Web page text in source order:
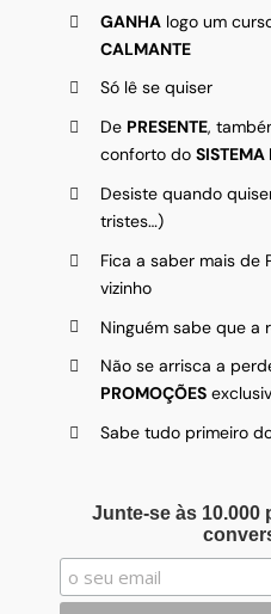
GANHAlogo um
CALMANTE
Só lê se quiser
De PRESENTE,
conforto do SISTEMA
Desiste quando
tristes…)
Fica a saber mais de
vizinho
Ninguém sabe que a
Não se arrisca a
PROMOÇÕES
Sabe tudo primeiro
Junte-se às 10.000